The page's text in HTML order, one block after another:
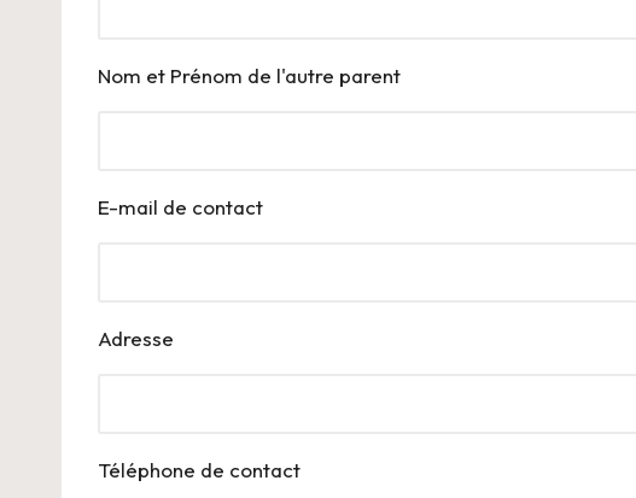
Nom et Prénom de l'autre parent
E-mail de contact
Adresse
Téléphone de contact